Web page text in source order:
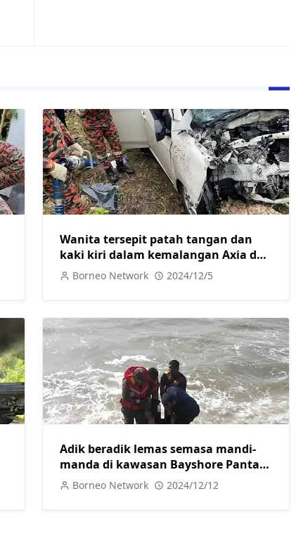
Wanita tersepit patah tangan dan
kaki kiri dalam kemalangan Axia dan
Mitsubishi di Jalan Camar
Borneo Network 2024/12/5
Adik beradik lemas semasa mandi-
manda di kawasan Bayshore Pantai
Lutong
Borneo Network 2024/12/12